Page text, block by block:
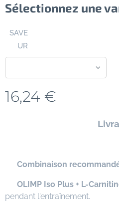
Sélectionnez une
SAVE
UR
16,24 €
Combinaison
OLIMP Iso Plus + L-
pendant l'entraînement.